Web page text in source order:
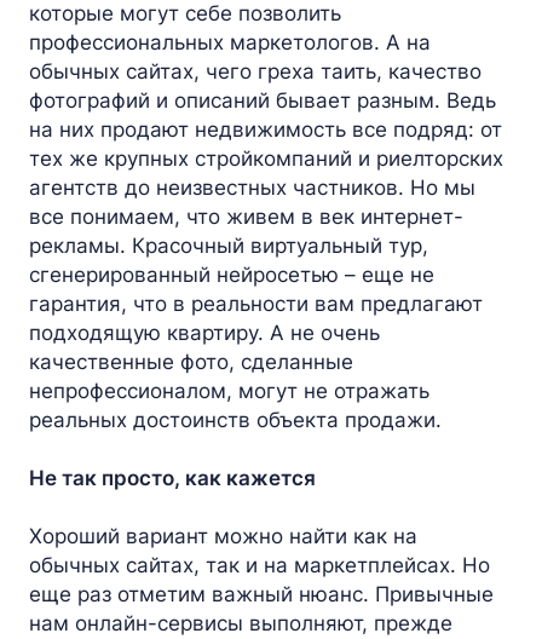
которые могут себе позволить
профессиональных маркетологов. А на
обычных сайтах, чего греха таить, качество
фотографий и описаний бывает разным. Ведь
на них продают недвижимость все подряд: от
тех же крупных стройкомпаний и риелторских
агентств до неизвестных частников. Но мы
все понимаем, что живем в век интернет-
рекламы. Красочный виртуальный тур,
сгенерированный нейросетью – еще не
гарантия, что в реальности вам предлагают
подходящую квартиру. А не очень
качественные фото, сделанные
непрофессионалом, могут не отражать
реальных достоинств объекта продажи.
Не так просто, как кажется
Хороший вариант можно найти как на
обычных сайтах, так и на маркетплейсах. Но
еще раз отметим важный нюанс. Привычные
нам онлайн-сервисы выполняют, прежде